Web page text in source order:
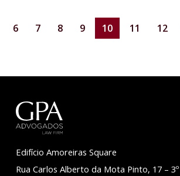
6 7 8 9 10 11 12
Edifício Amoreiras Square
Rua Carlos Alberto da Mota Pinto, 17 –